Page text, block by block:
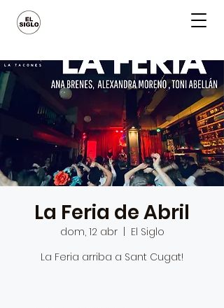
La Feria de Abril
dom, 12 abr
  |
El Siglo
La Feria arriba a Sant Cugat!